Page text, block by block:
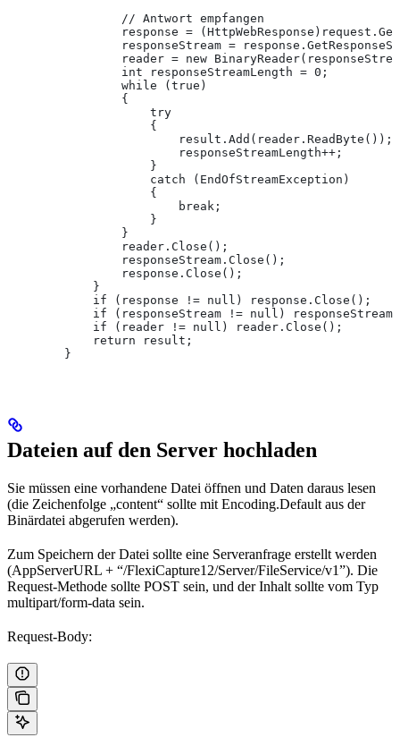
// Antwort empfangen
response =
responseStream =
reader = new
int responseStreamLength = 0;
while (true)
{
try
{
result.Add(reader.ReadByte());
responseStreamLength++;
}
catch (EndOfStreamException)
{
break;
}
}
reader.Close();
responseStream.Close();
response.Close();
}
if (response != null) response.Close();
if (responseStream != null)
if (reader != null) reader.Close();
return result;
}
Dateien auf den Server hochladen
Sie müssen eine vorhandene Datei öffnen und Daten daraus lesen
(die Zeichenfolge „content“ sollte mit Encoding.Default aus der
Binärdatei abgerufen werden).
Zum Speichern der Datei sollte eine Serveranfrage erstellt werden
(AppServerURL + “/FlexiCapture12/Server/FileService/v1”). Die
Request-Methode sollte POST sein, und der Inhalt sollte vom Typ
multipart/form-data sein.
Request-Body: